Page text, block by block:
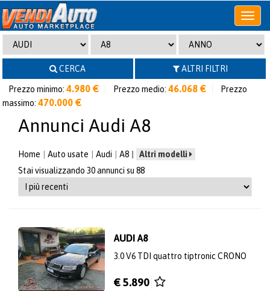
Apri
o
chiudi
menu
CERCA
ALTRI FILTRI
Prezzo minimo: 4.980 € Prezzo medio: 46.068 €
Prezzo
massimo: 470.000 €
Annunci Audi A8
Home Auto usate Audi A8
Altri modelli
Stai visualizzando 30 annunci su 88
AUDI A8
3.0 V6 TDI quattro tiptronic CRONO
€ 5.890